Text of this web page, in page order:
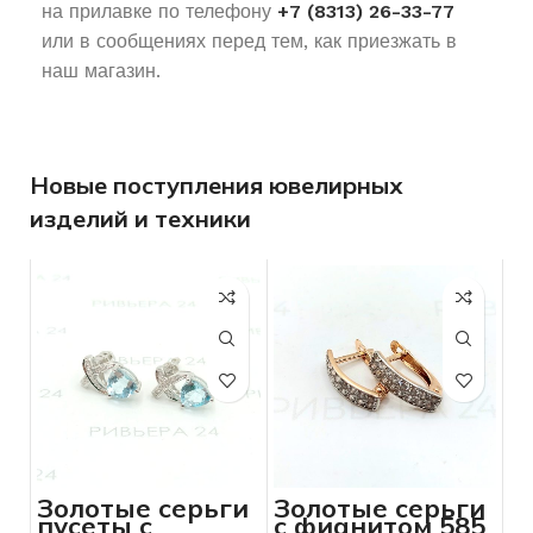
на прилавке по телефону +7 (8313) 26-33-77
или в сообщениях перед тем, как приезжать в
наш магазин.
Новые поступления ювелирных
изделий и техники
Золотые серьги Золотые серьги